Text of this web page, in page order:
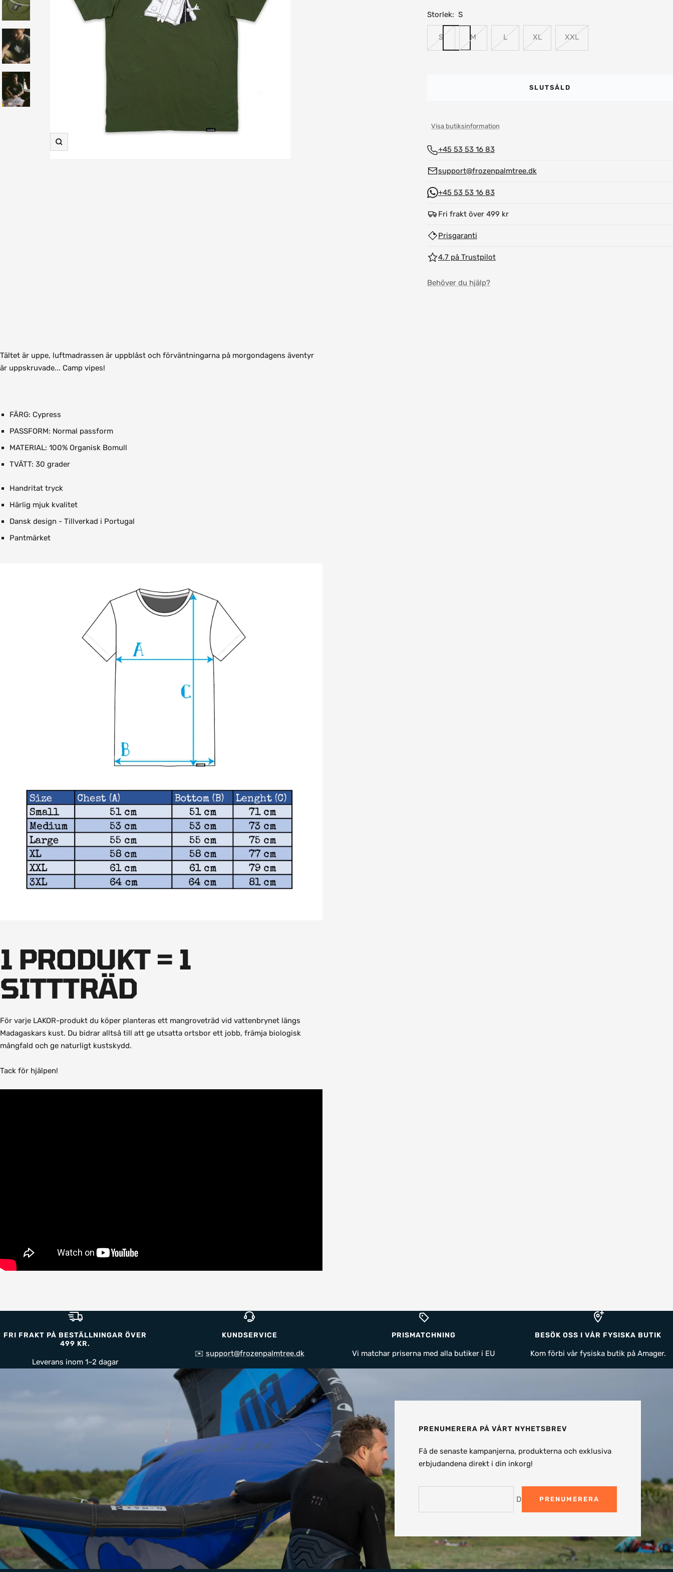
Zooma
Storlek: S
S M L XL XXL
SLUTSÅLD
Visa butiksinformation
+45 53 53 16 83
support@frozenpalmtree.dk
+45 53 53 16 83
Fri frakt över 499 kr
Prisgaranti
4.7 på Trustpilot
Behöver du hjälp?
Tältet är uppe, luftmadrassen är uppblåst och förväntningarna på morgondagens äventyr
är uppskruvade... Camp vipes!
FÄRG: Cypress
PASSFORM: Normal passform
MATERIAL: 100% Organisk Bomull
TVÄTT: 30 grader
Handritat tryck
Härlig mjuk kvalitet
Dansk design - Tillverkad i Portugal
Pantmärket
1 PRODUKT = 1
SITTTRÄD
För varje LAKOR-produkt du köper planteras ett mangroveträd vid vattenbrynet längs
Madagaskars kust. Du bidrar alltså till att ge utsatta ortsbor ett jobb, främja biologisk
mångfald och ge naturligt kustskydd.
Tack för hjälpen!
FRI FRAKT PÅ BESTÄLLNINGAR ÖVER
499 KR.
Leverans inom 1–2 dagar
KUNDSERVICE
✉️ support@frozenpalmtree.dk
PRISMATCHNING
Vi matchar priserna med alla butiker i EU
BESÖK OSS I VÅR FYSISKA BUTIK
Kom förbi vår fysiska butik på Amager.
PRENUMERERA PÅ VÅRT NYHETSBREV
Få de senaste kampanjerna, produkterna och exklusiva
erbjudandena direkt i din inkorg!
Din e-postPRENUMERERA